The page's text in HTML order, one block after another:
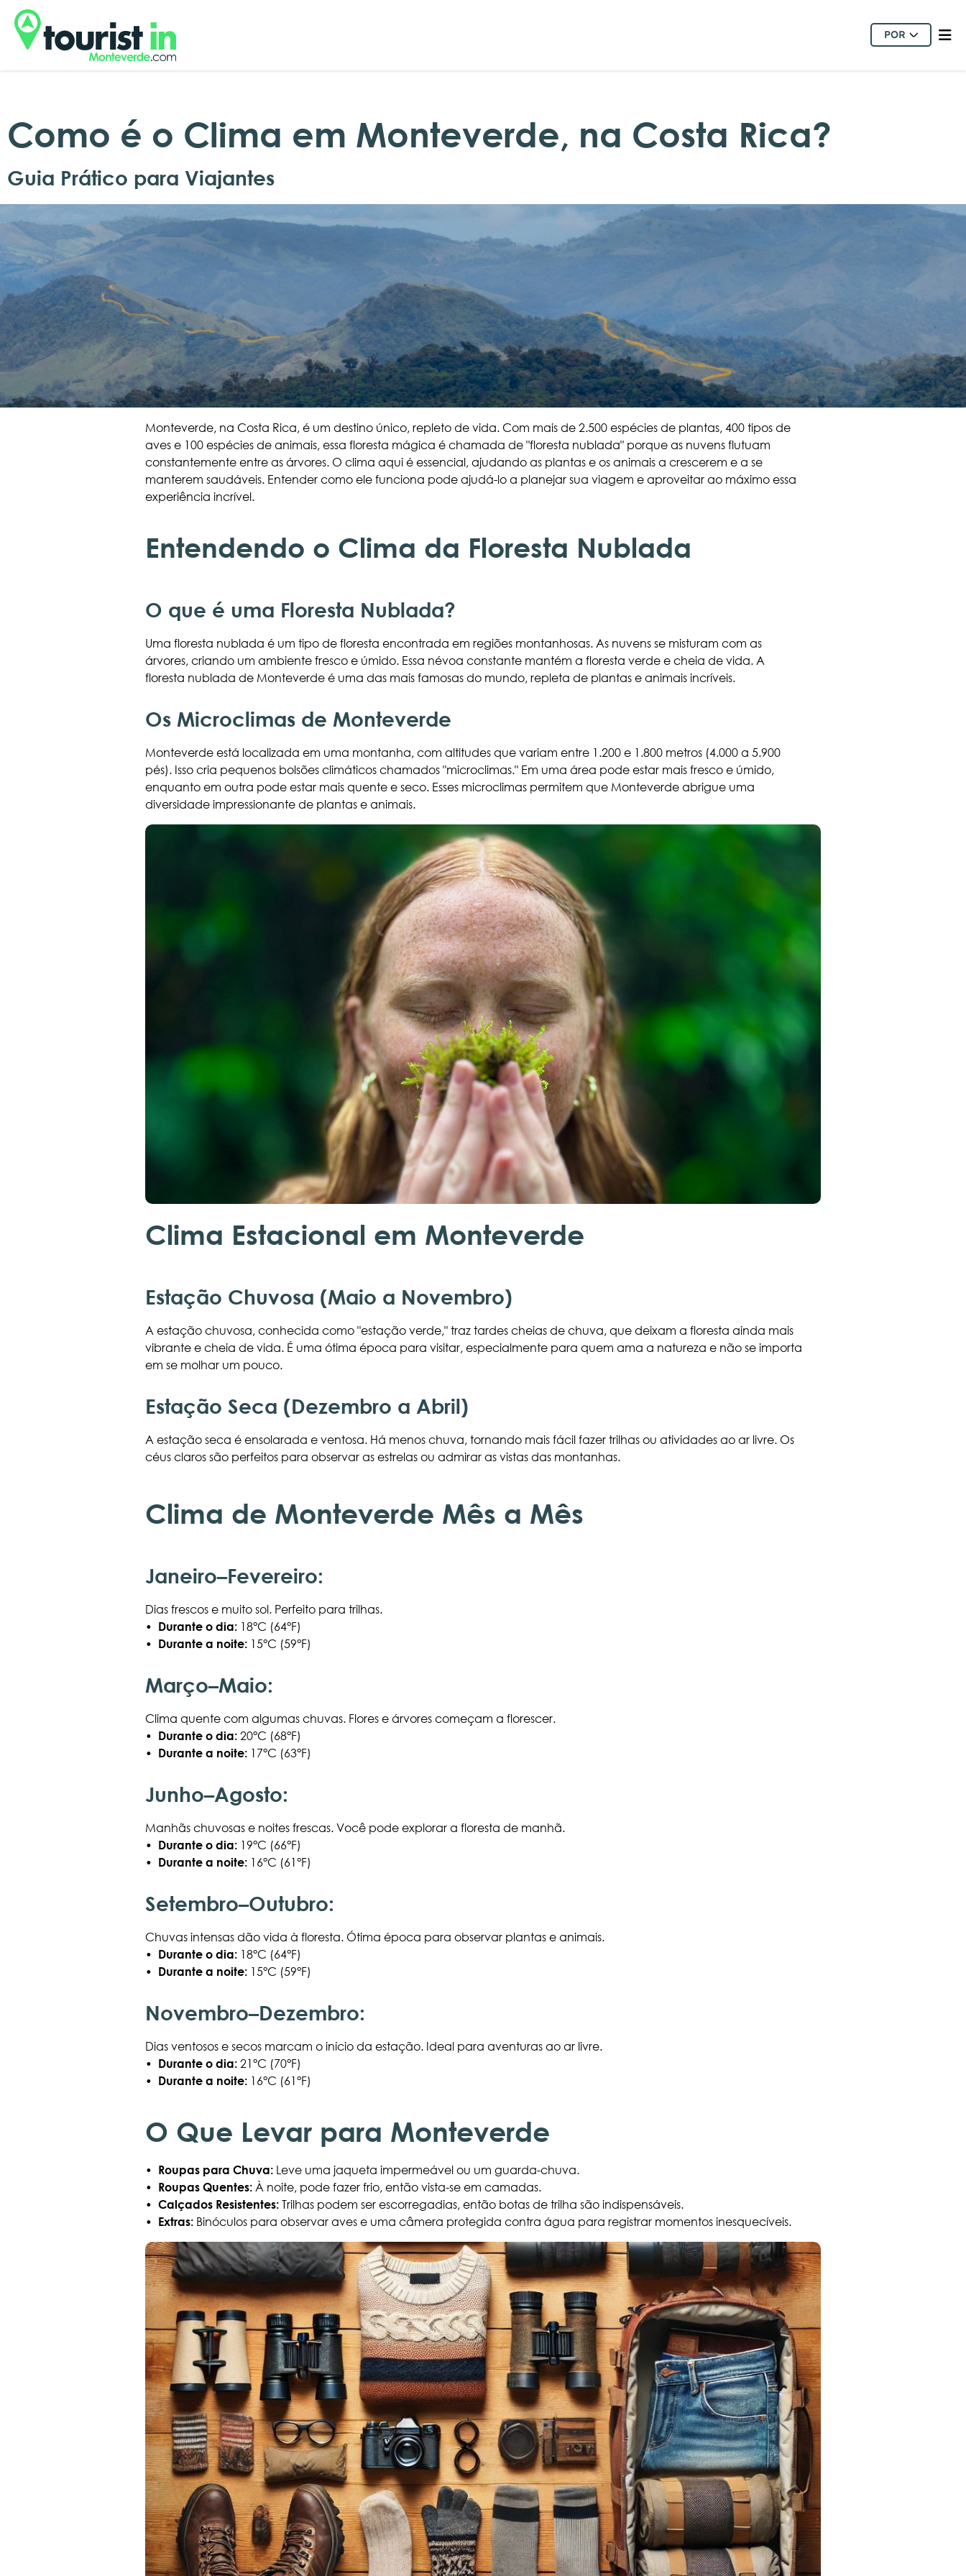
POR
Como é o Clima em Monteverde, na Costa Rica?
Guia Prático para Viajantes
Monteverde, na Costa Rica, é um destino único, repleto de vida. Com mais de 2.500 espécies de plantas, 400 tipos de
aves e 100 espécies de animais, essa floresta mágica é chamada de "floresta nublada" porque as nuvens flutuam
constantemente entre as árvores. O clima aqui é essencial, ajudando as plantas e os animais a crescerem e a se
manterem saudáveis. Entender como ele funciona pode ajudá-lo a planejar sua viagem e aproveitar ao máximo essa
experiência incrível.
Entendendo o Clima da Floresta Nublada
O que é uma Floresta Nublada?
Uma floresta nublada é um tipo de floresta encontrada em regiões montanhosas. As nuvens se misturam com as
árvores, criando um ambiente fresco e úmido. Essa névoa constante mantém a floresta verde e cheia de vida. A
floresta nublada de Monteverde é uma das mais famosas do mundo, repleta de plantas e animais incríveis.
Os Microclimas de Monteverde
Monteverde está localizada em uma montanha, com altitudes que variam entre 1.200 e 1.800 metros (4.000 a 5.900
pés). Isso cria pequenos bolsões climáticos chamados "microclimas." Em uma área pode estar mais fresco e úmido,
enquanto em outra pode estar mais quente e seco. Esses microclimas permitem que Monteverde abrigue uma
diversidade impressionante de plantas e animais.
Clima Estacional em Monteverde
Estação Chuvosa (Maio a Novembro)
A estação chuvosa, conhecida como "estação verde," traz tardes cheias de chuva, que deixam a floresta ainda mais
vibrante e cheia de vida. É uma ótima época para visitar, especialmente para quem ama a natureza e não se importa
em se molhar um pouco.
Estação Seca (Dezembro a Abril)
A estação seca é ensolarada e ventosa. Há menos chuva, tornando mais fácil fazer trilhas ou atividades ao ar livre. Os
céus claros são perfeitos para observar as estrelas ou admirar as vistas das montanhas.
Clima de Monteverde Mês a Mês
Janeiro–Fevereiro:
Dias frescos e muito sol. Perfeito para trilhas.
• Durante o dia:18°C (64°F)
• Durante a noite:15°C (59°F)
Março–Maio:
Clima quente com algumas chuvas. Flores e árvores começam a florescer.
• Durante o dia:20°C (68°F)
• Durante a noite:17°C (63°F)
Junho–Agosto:
Manhãs chuvosas e noites frescas. Você pode explorar a floresta de manhã.
• Durante o dia:19°C (66°F)
• Durante a noite:16°C (61°F)
Setembro–Outubro:
Chuvas intensas dão vida à floresta. Ótima época para observar plantas e animais.
• Durante o dia:18°C (64°F)
• Durante a noite:15°C (59°F)
Novembro–Dezembro:
Dias ventosos e secos marcam o início da estação. Ideal para aventuras ao ar livre.
• Durante o dia:21°C (70°F)
• Durante a noite:16°C (61°F)
O Que Levar para Monteverde
• Roupas para Chuva: Leve uma jaqueta impermeável ou um guarda-chuva.
• Roupas Quentes: À noite, pode fazer frio, então vista-se em camadas.
• Calçados Resistentes: Trilhas podem ser escorregadias, então botas de trilha são indispensáveis.
• Extras: Binóculos para observar aves e uma câmera protegida contra água para registrar momentos inesquecíveis.